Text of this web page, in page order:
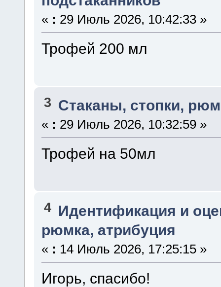
« : 29 Июль 2026, 10:42:33 »
Трофей 200 мл
3 Стаканы, стопки,
« : 29 Июль 2026, 10:32:59 »
Трофей на 50мл
4 Идентификация и
рюмка, атрибуция
« : 14 Июль 2026, 17:25:15 »
Игорь, спасибо!